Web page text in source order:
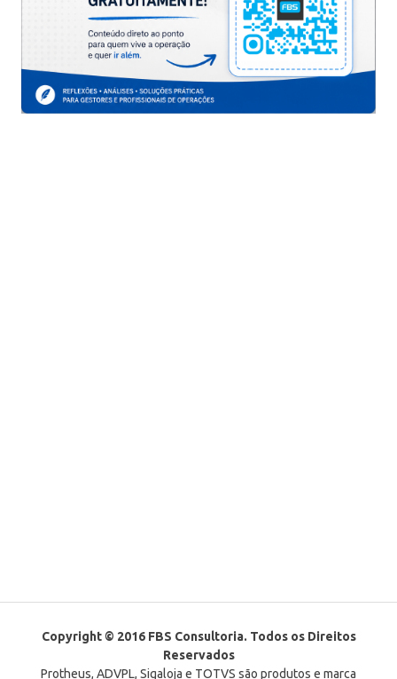
Copyright © 2016 FBS Consultoria. Todos os Direitos
Reservados
Protheus, ADVPL, Sigaloja e TOTVS são produtos e marca